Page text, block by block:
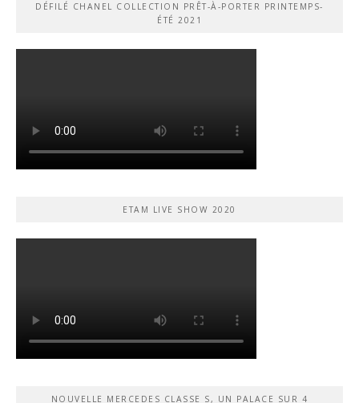
DÉFILÉ CHANEL COLLECTION PRÊT-À-PORTER PRINTEMPS-
ÉTÉ 2021
ETAM LIVE SHOW 2020
NOUVELLE MERCEDES CLASSE S, UN PALACE SUR 4